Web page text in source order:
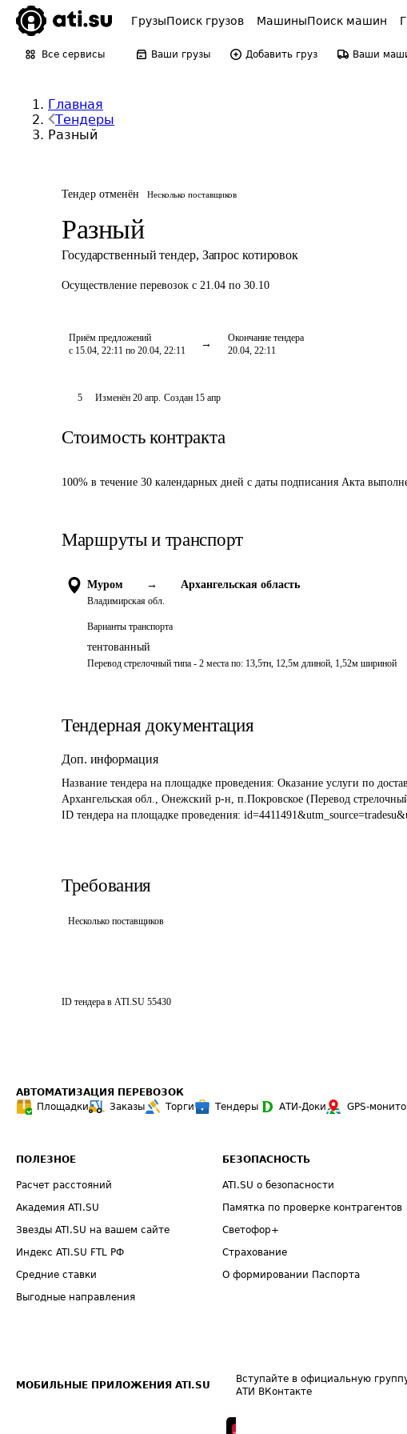
ГрузыПоиск грузов МашиныПоиск машин
Все сервисы Ваши грузы Добавить груз Ваши
Главная
Тендеры
Разный
Тендер отменён Несколько поставщиков
Разный
Государственный тендер, Запрос котировок
Осуществление перевозок с 21.04 по 30.10
Приём предложений
с 15.04, 22:11 по 20.04, 22:11
Окончание тендера
20.04, 22:11
5 Изменён 20 апр. Создан 15 апр
Стоимость контракта
100% в течение 30 календарных дней с даты подписания Акта
Маршруты и транспорт
Муром →
Владимирская обл.
Архангельская область
Варианты транспорта
тентованный
Перевод стрелочный типа - 2 места по: 13,5тн, 12,5м длиной, 1,52м шириной
Тендерная документация
Доп. информация
Название тендера на площадке проведения: Оказание услуги по
Архангельская обл., Онежский р-н, п.Покровское (Перевод
ID тендера на площадке проведения:
Требования
Несколько поставщиков
ID тендера в ATI.SU 55430
АВТОМАТИЗАЦИЯ ПЕРЕВОЗОК
Площадки
Заказы Торги Тендеры АТИ-Доки GPS-
ПОЛЕЗНОЕ
Расчет расстояний
Академия ATI.SU
Звезды ATI.SU на вашем сайте
Индекс ATI.SU FTL РФ
Средние ставки
Выгодные направления
БЕЗОПАСНОСТЬ
ATI.SU о безопасности
Памятка по проверке контрагентов
Светофор+
Страхование
О формировании Паспорта
МОБИЛЬНЫЕ ПРИЛОЖЕНИЯ ATI.SU
Вступайте в официальную
АТИ ВКонтакте